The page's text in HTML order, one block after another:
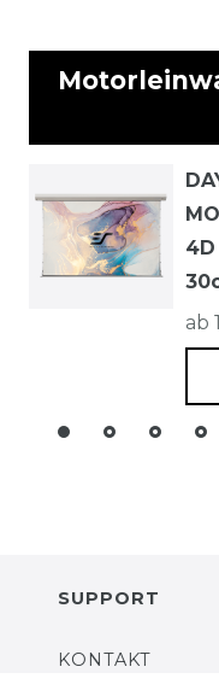
ab
SUPPORT
KONTAKT